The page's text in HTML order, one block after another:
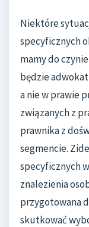
Niektóre
specyficznych
mamy do
będzie
a nie w prawie
związanych z
prawnika z
segmencie.
specyficznych
znalezienia
przygotowana
skutkować